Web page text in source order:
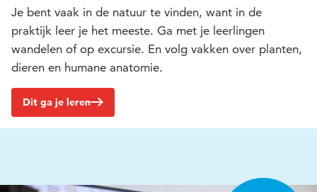
Je bent vaak in de natuur te vinden, want in de
praktijk leer je het meeste. Ga met je leerlingen
wandelen of op excursie. En volg vakken over planten,
dieren en humane anatomie.
Dit ga je leren